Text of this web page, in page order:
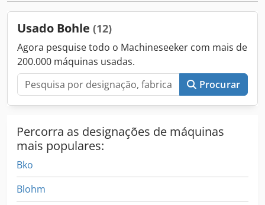
Usado Bohle (12)
Agora pesquise todo o Machineseeker com mais de
200.000 máquinas usadas.
Procurar
Percorra as designações de máquinas
mais populares:
Bko
Blohm